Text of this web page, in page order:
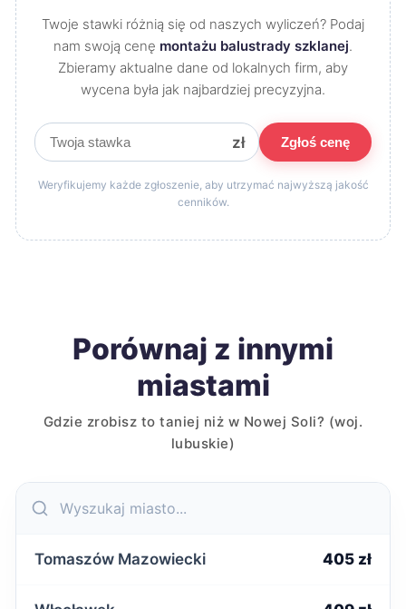
Twoje stawki różnią się od naszych wyliczeń? Podaj
nam swoją cenę montażu balustrady szklanej.
Zbieramy aktualne dane od lokalnych firm, aby
wycena była jak najbardziej precyzyjna.
zł Zgłoś cenę
Weryfikujemy każde zgłoszenie, aby utrzymać najwyższą jakość
cenników.
Porównaj z innymi
miastami
Gdzie zrobisz to taniej niż w Nowej Soli? (woj.
lubuskie)
Tomaszów Mazowiecki 405 zł